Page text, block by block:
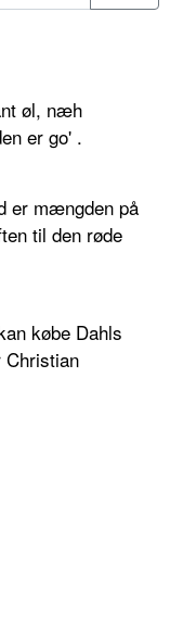
øl, næh
er go' .
er mængden på
til den røde
købe Dahls
Christian